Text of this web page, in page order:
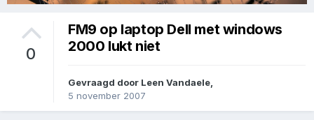
0
FM9 op laptop Dell met windows
2000 lukt niet
Gevraagd door Leen Vandaele
5 november 2007